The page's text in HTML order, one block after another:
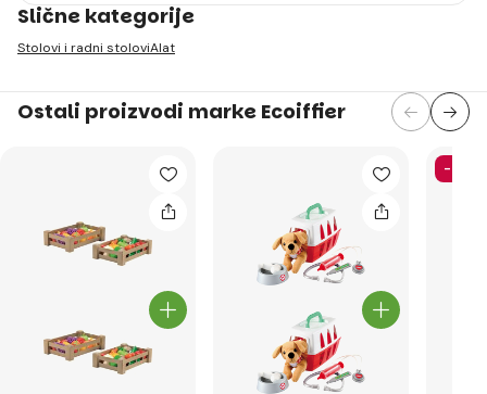
Slične kategorije
Stolovi i radni stoloviAlat
Ostali proizvodi marke Ecoiffier
-50%